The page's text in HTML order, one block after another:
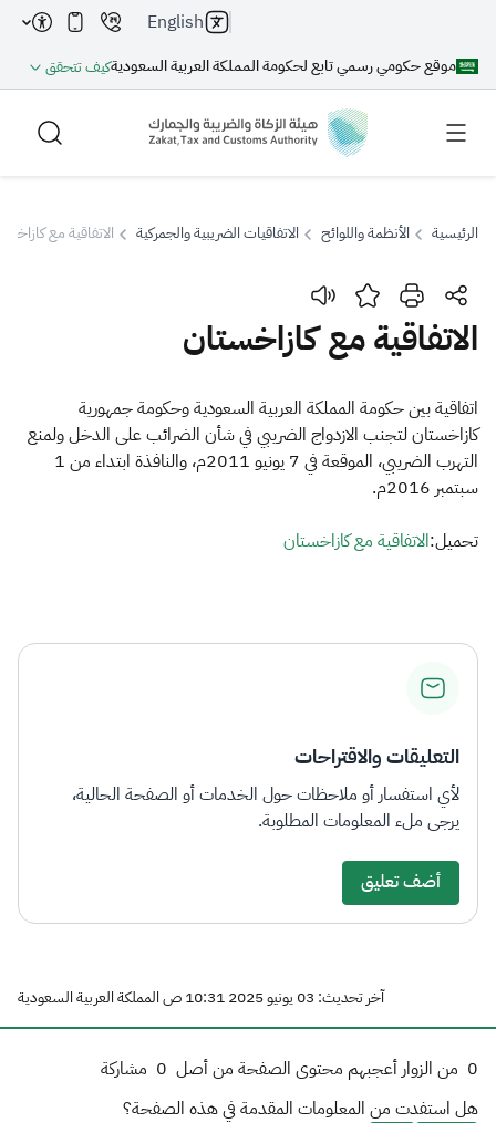
موقع حكومي رسمي تابع لحكومة المملكة العربية السعوديةكيف تتحقق
English
بحث
اقتراحات
الزكاة
الإقرار الضريبي
التصرفات العقارية
الرئيسية الأنظمة واللوائح الاتفاقيات الضريبية والجمركية الاتفاقية مع
الاتفاقية مع كازاخستان
اتفاقية بين حكومة المملكة العربية السعودية وحكومة جمهورية
كازاخستان لتجنب الازدواج الضريبي في شأن الضرائب على الدخل ولمنع
التهرب الضريبي، الموقعة في 7 يونيو 2011م، والنافذة ابتداء من 1
سبتمبر 2016م.
تحميل:الاتفاقية مع كازاخستان​
التعليقات والاقتراحات
لأي استفسار أو ملاحظات حول الخدمات أو الصفحة الحالية،
يرجى ملء المعلومات المطلوبة.
أضف تعليق
آخر تحديث: 03 يونيو 2025 10:31 ص المملكة العربية السعودية
0 من الزوار أعجبهم محتوى الصفحة من أصل 0 مشاركة
هل استفدت من المعلومات المقدمة في هذه الصفحة؟